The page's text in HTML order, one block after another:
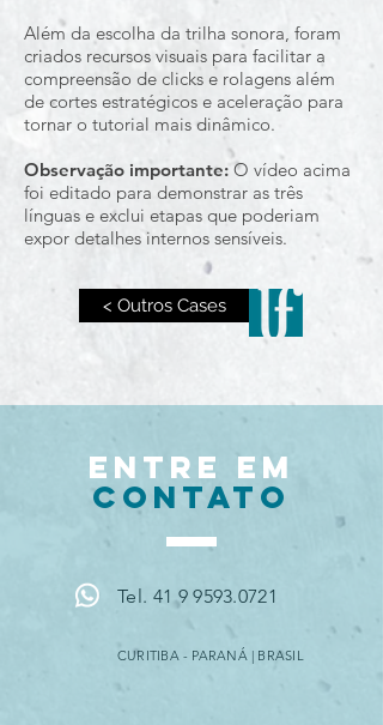
Além da escolha da trilha sonora, foram
criados recursos visuais para facilitar a
compreensão de clicks e rolagens além
de cortes estratégicos e aceleração para
tornar o tutorial mais dinâmico.
Observação importante: O vídeo acima
foi editado para demonstrar as três
línguas e exclui etapas que poderiam
expor detalhes internos sensíveis.
< Outros Cases
ENTRE EM
CONTATO
Tel. 41 9 9593.0721
CURITIBA - PARANÁ | BRASIL